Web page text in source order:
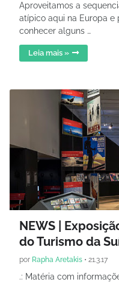
Aproveitamos a
atípico aqui na Europa
conhecer alguns …
Leia mais »
NEWS |
do Turismo da
por Rapha Aretakis • 21.3.17
.: Matéria com